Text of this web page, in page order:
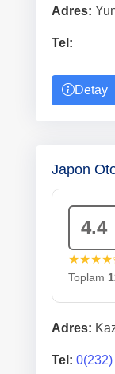
Adres:
Tel:
Detay
Japon
4.4
Toplam
Adres:
Tel: